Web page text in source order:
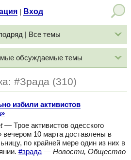
Вход
| Все темы
обсуждаемые темы
#Зрада (310)
избили активистов
— Трое активистов одесского
вечером 10 марта доставлены в
по крайней мере один из них в
#зрада — Новости, Общество